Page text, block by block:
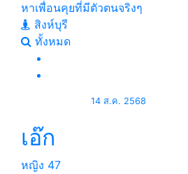
หาเพื่อนคุยที่มีตัวตนจริงๆ
สิงห์บุรี
ทั้งหมด
14 ส.ค. 2568
เอ๊ก
หญิง 47